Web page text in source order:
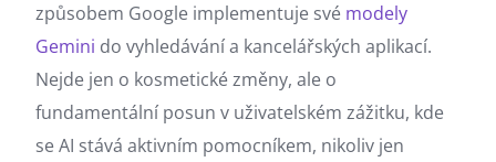
způsobem Google implementuje své modely
Gemini do vyhledávání a kancelářských aplikací.
Nejde jen o kosmetické změny, ale o
fundamentální posun v uživatelském zážitku, kde
se AI stává aktivním pomocníkem, nikoliv jen